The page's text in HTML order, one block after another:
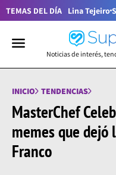
TEMAS DEL DÍA Lina Tejeiro
Noticias de interés,
INICIO TENDENCIAS
MasterChef
memes que dejó
Franco